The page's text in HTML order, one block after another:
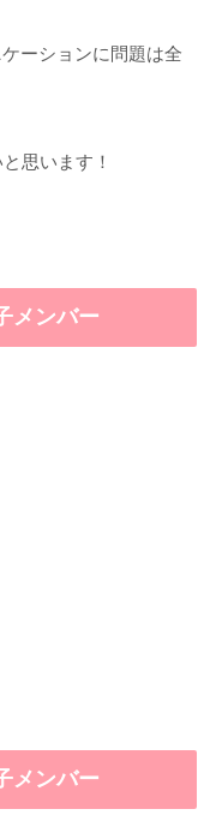
ーションに問題は全
思います！
メンバー
メンバー